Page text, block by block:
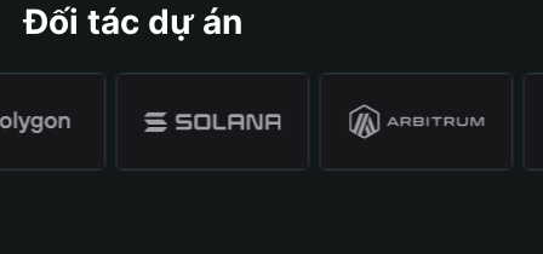
Đối tác dự án